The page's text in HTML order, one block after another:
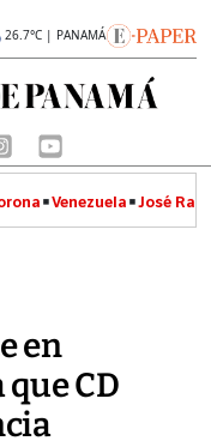
26.7°C | PANAMÁ
Venezuela José
en
CD